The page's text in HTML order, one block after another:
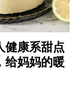
健康系甜点
给妈妈的暖